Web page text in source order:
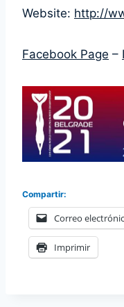
Website: http://
Facebook Page –
Compartir:
Correo
Imprimir